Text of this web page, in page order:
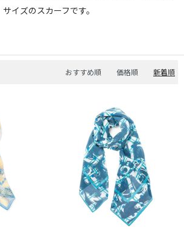
サイズのスカーフです。
おすすめ順 価格順 新着順